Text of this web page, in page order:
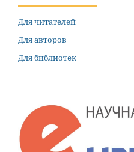
Для читателей
Для авторов
Для библиотек